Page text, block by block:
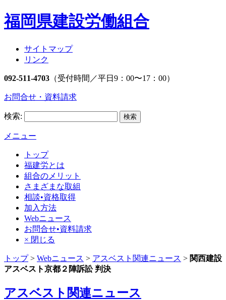
福岡県建設労働組合
サイトマップ
リンク
092-511-4703 （受付時間／平日9：00〜17：00）
お問合せ・資料請求
検索:
メニュー
トップ
福建労とは
組合のメリット
さまざまな取組
相談•資格取得
加入方法
Webニュース
お問合せ•資料請求
× 閉じる
トップ> Webニュース > アスベスト関連ニュース > 関西建設
アスベスト京都２陣訴訟 判決
アスベスト関連ニュース